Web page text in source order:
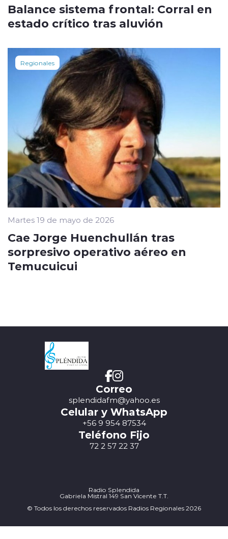
Balance sistema frontal: Corral en
estado crítico tras aluvión
Regionales
Martes 19 de mayo de 2026
Cae Jorge Huenchullán tras
sorpresivo operativo aéreo en
Temucuicui
Correo
splendidafm@yahoo.es
Celular y WhatsApp
+56 9 954 87534
Teléfono Fijo
72 2 57 22 37
Radio Splendida
Gabriela Mistral 149 San Vicente T.T.
© Todos los derechos reservados Radios Regionales 2026